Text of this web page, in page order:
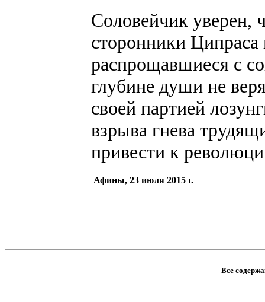
Соловейчик уверен,
сторонники
распрощавшиеся с
глубине души не
своей партией
взрыва гнева
привести к
Афины, 23 июля 2015 г.
Все